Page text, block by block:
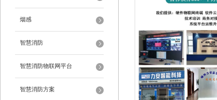
烟感
智慧消防
智慧消防物联网平台
智慧消防方案